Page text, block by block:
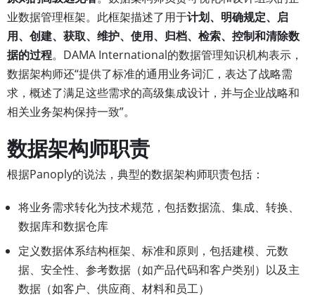
业数据管理框架。此框架描述了用于计划、明确规定、启
用、创建、获取、维护、使用、归档、检索、控制和清除数
据的过程。DAMA International的数据管理知识机构表示，
数据架构师还“提供了标准的通用业务词汇，表达了战略需
求，概述了满足这些需求的高级集成设计，并与企业战略和
相关业务架构保持一致”。
数据架构师职责
根据Panoply的说法，典型的数据架构师职责包括：
将业务需求转化为技术规范，包括数据流、集成、转换、
数据库和数据仓库
定义数据体系结构框架、标准和原则，包括建模、元数
据、安全性、参考数据（如产品代码和客户类别）以及主
数据（如客户、供应商、材料和员工）